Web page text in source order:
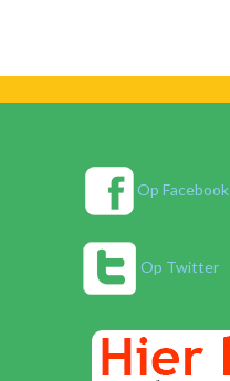
Op Facebook
Op Twitter